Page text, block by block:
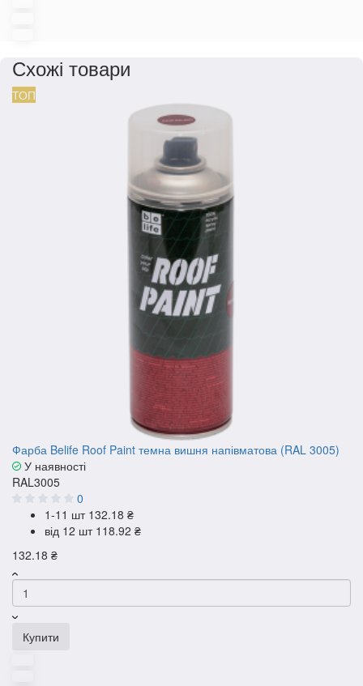
Схожі товари
ТОП
Фарба Belife Roof Paint темна вишня напівматова (RAL 3005)
У наявності
RAL3005
0
1-11 шт 132.18 ₴
від 12 шт 118.92 ₴
132.18 ₴
Купити